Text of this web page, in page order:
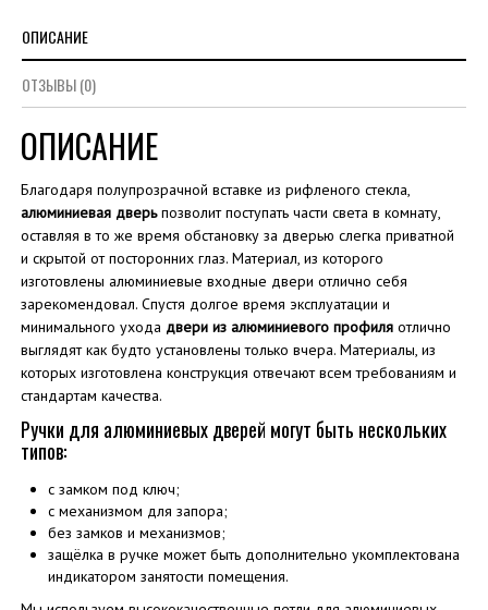
ОПИСАНИЕ
ОТЗЫВЫ (0)
ОПИСАНИЕ
Благодаря полупрозрачной вставке из рифленого стекла,
алюминиевая дверьпозволит поступать части света в комнату,
оставляя в то же время обстановку за дверью слегка приватной
и скрытой от посторонних глаз. Материал, из которого
изготовлены алюминиевые входные двери отлично себя
зарекомендовал. Спустя долгое время эксплуатации и
минимального ухода двери из алюминиевого профиля отлично
выглядят как будто установлены только вчера. Материалы, из
которых изготовлена конструкция отвечают всем требованиям и
стандартам качества.
Ручки для алюминиевых дверей могут быть нескольких
типов:
с замком под ключ;
с механизмом для запора;
без замков и механизмов;
защёлка в ручке может быть дополнительно укомплектована
индикатором занятости помещения.